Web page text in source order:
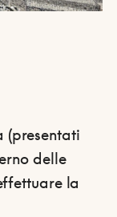
(presentati
delle
la